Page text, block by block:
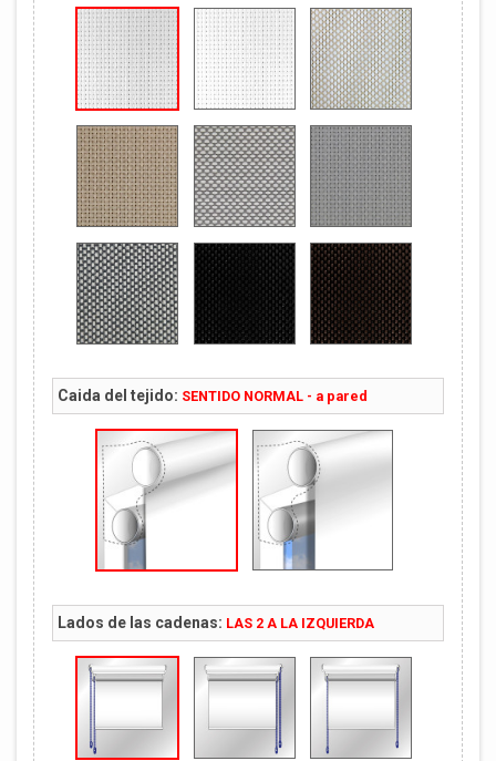
Caida del tejido: SENTIDO NORMAL - a pared
Lados de las cadenas: LAS 2 A LA IZQUIERDA